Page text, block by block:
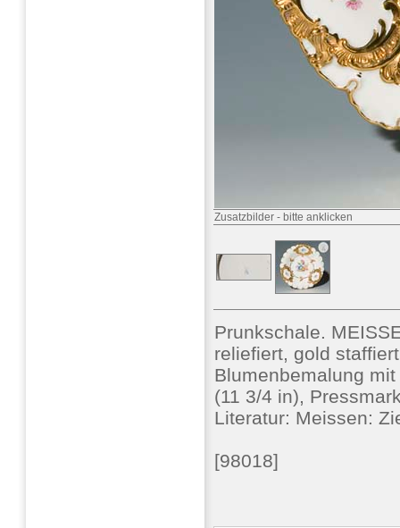
Zusatzbilder - bitte anklicken
Prunkschale.
reliefiert, gold
Blumenbemalung
(11 3/4 in),
Literatur: Meissen:
[98018]